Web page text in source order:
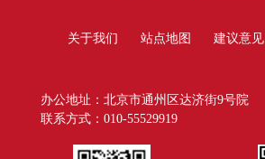
关于我们 站点地图 建议意见
办公地址：北京市通州区达济街9号院
联系方式：010-55529919